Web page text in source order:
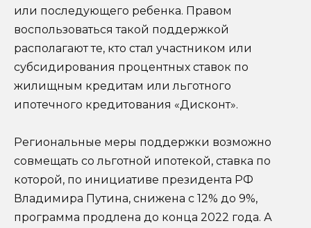
или последующего ребенка. Правом
воспользоваться такой поддержкой
располагают те, кто стал участником или
субсидирования процентных ставок по
жилищным кредитам или льготного
ипотечного кредитования «Дисконт».
Региональные меры поддержки возможно
совмещать со льготной ипотекой, ставка по
которой, по инициативе президента РФ
Владимира Путина, снижена с 12% до 9%,
программа продлена до конца 2022 года. А